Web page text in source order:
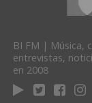
BI FM | Música,
entrevistas,
en 2008